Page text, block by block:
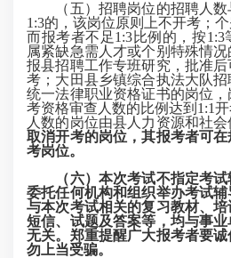
（五）招聘岗位的招聘人数
1:3的，该岗位原则上不开考；
而报考者不足1:3比例的，按1:3
属紧缺急需人才或个别特殊情况
报县招聘工作专班研究，批准
考；大田县乡镇综合执法大队
统一法律职业资格证书的岗位
考资格审查人数的比例达到1:1
人数的岗位由县人力资源和社会
取消开考的岗位，其报考者可
考岗位。
（六）本次考试不指定考
委托任何机构和组织举办考试
与本次考试相关的复习教材、培
短信、试题及答案等，均与事
无关。郑重提醒广大报考者要
勿上当受骗。